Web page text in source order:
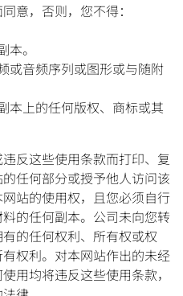
意，否则，您不得：
。
或音频序列或图形或与随附
本上的任何版权、商标或其
反这些使用条款而打印、复
任何部分或授予他人访问该
站的使用权，且您必须自行
的任何副本。公司未向您转
的任何权利、所有权或权
权利。对本网站作出的未经
用均将违反这些使用条款，